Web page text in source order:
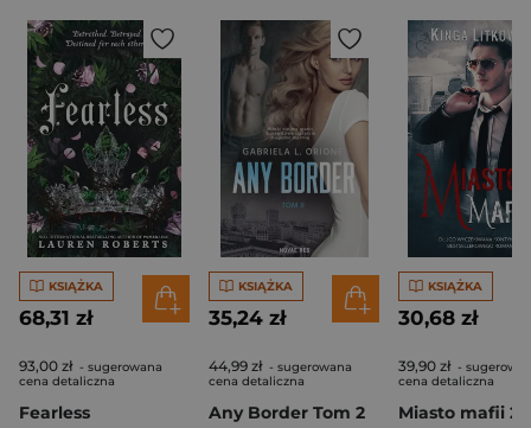
KSIĄŻKA
68,31 zł
93,00 zł - sugerowana
cena detaliczna
Fearless
KSIĄŻKA
35,24 zł
44,99 zł - sugerowana
cena detaliczna
Any Border Tom 2
KSIĄŻKA
30,68 zł
39,90 zł -
cena detaliczna
Miasto mafii 2